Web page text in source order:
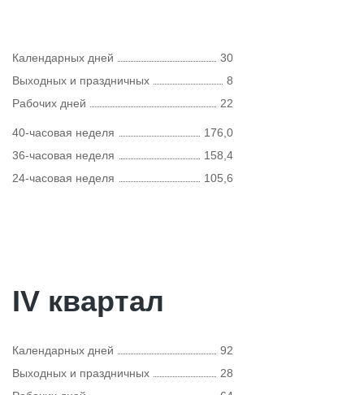
Календарных дней
30
Выходных и праздничных
8
Рабочих дней
22
40-часовая неделя
176,0
36-часовая неделя
158,4
24-часовая неделя
105,6
IV квартал
Календарных дней
92
Выходных и праздничных
28